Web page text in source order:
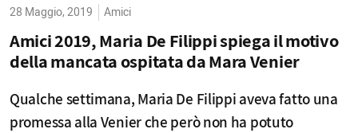
28 Maggio, 2019 Amici
Amici 2019, Maria De Filippi spiega il motivo
della mancata ospitata da Mara Venier
Qualche settimana, Maria De Filippi aveva fatto una
promessa alla Venier che però non ha potuto